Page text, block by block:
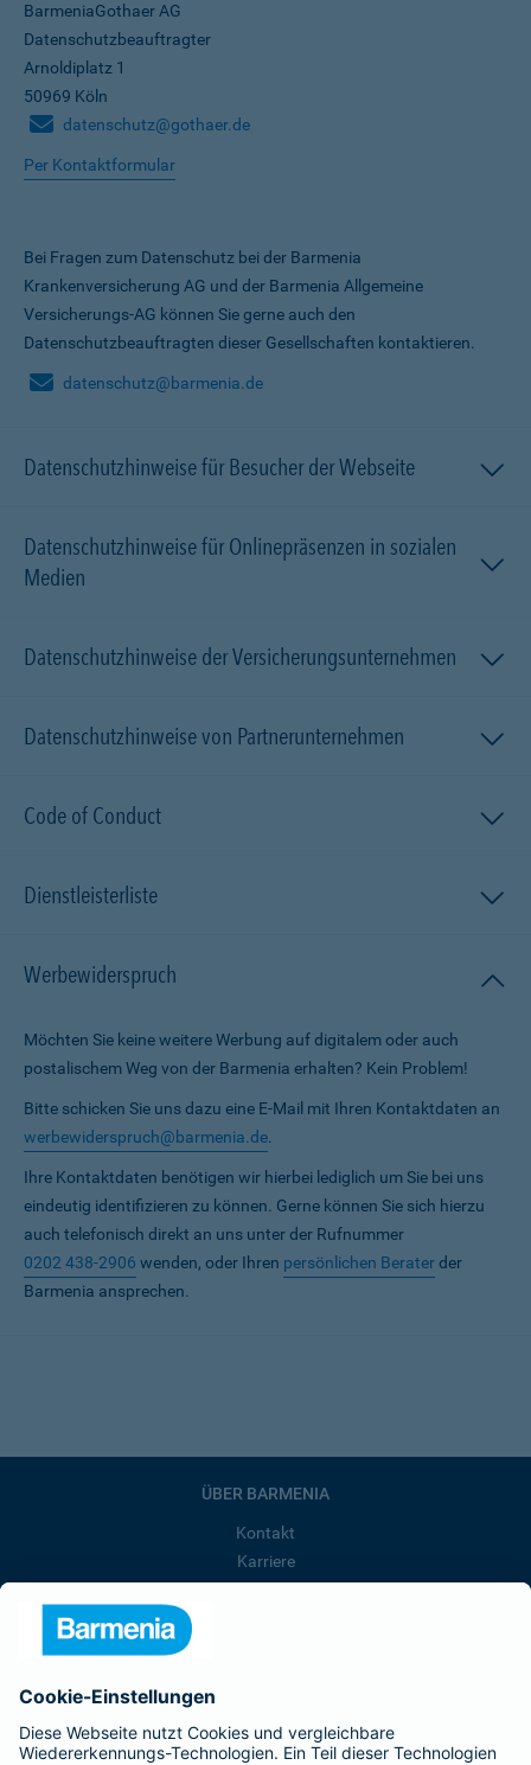
BarmeniaGothaer AG
Datenschutzbeauftragter
Arnoldiplatz 1
50969 Köln
datenschutz@gothaer.de
Per Kontaktformular
Bei Fragen zum Datenschutz bei der Barmenia
Krankenversicherung AG und der Barmenia Allgemeine
Versicherungs-AG können Sie gerne auch den
Datenschutzbeauftragten dieser Gesellschaften kontaktieren.
datenschutz@barmenia.de
Datenschutzhinweise für Besucher der Webseite
Datenschutzhinweise für Onlinepräsenzen in sozialen
Medien
Datenschutzhinweise der Versicherungsunternehmen
Datenschutzhinweise von Partnerunternehmen
Code of Conduct
Dienstleisterliste
Werbewiderspruch
Möchten Sie keine weitere Werbung auf digitalem oder auch
postalischem Weg von der Barmenia erhalten? Kein Problem!
Bitte schicken Sie uns dazu eine E-Mail mit Ihren Kontaktdaten an
werbewiderspruch@barmenia.de.
Ihre Kontaktdaten benötigen wir hierbei lediglich um Sie bei uns
eindeutig identifizieren zu können. Gerne können Sie sich hierzu
auch telefonisch direkt an uns unter der Rufnummer
0202 438-2906 wenden, oder Ihren persönlichen Beraterder
Barmenia ansprechen.
ÜBER BARMENIA
Kontakt
Karriere
Barmenia ist Teil der BarmeniaGothaer
BELIEBTE SEITEN